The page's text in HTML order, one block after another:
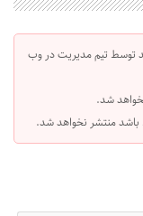
توسط تیم مدیریت در وب
شد.
باشد منتشر نخواهد شد.